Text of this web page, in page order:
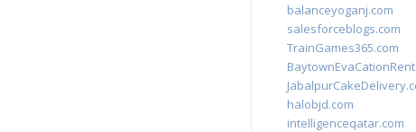
balanceyoganj.com
salesforceblogs.com
TrainGames365.com
halobjd.com
intelligenceqatar.com